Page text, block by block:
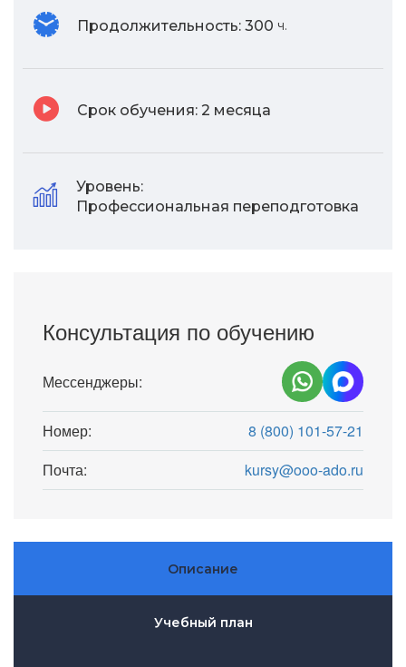
Продолжительность: 300 ч.
Срок обучения: 2 месяца
Уровень:
Профессиональная переподготовка
Консультация по обучению
Мессенджеры:
Номер:
8 (800) 101-57-21
Почта:
kursy@ooo-ado.ru
Описание
Учебный план